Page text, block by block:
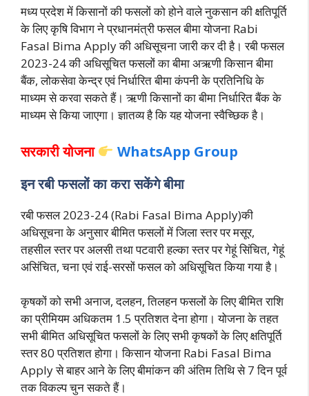
मध्य प्रदेश में किसानों की फसलों को होने वाले नुकसान की क्षतिपूर्ति
के लिए कृषि विभाग ने प्रधानमंत्री फसल बीमा योजना Rabi
Fasal Bima Apply की अधिसूचना जारी कर दी है। रबी फसल
2023-24 की अधिसूचित फसलों का बीमा अऋणी किसान बीमा
बैंक, लोकसेवा केन्द्र एवं निर्धारित बीमा कंपनी के प्रतिनिधि के
माध्यम से करवा सकते हैं। ऋणी किसानों का बीमा निर्धारित बैंक के
माध्यम से किया जाएगा। ज्ञातव्य है कि यह योजना स्वैच्छिक है।
सरकारी योजना
WhatsApp Group
इन रबी फसलों का करा सकेंगे बीमा
रबी फसल 2023-24 (Rabi Fasal Bima Apply)की
अधिसूचना के अनुसार बीमित फसलों में जिला स्तर पर मसूर,
तहसील स्तर पर अलसी तथा पटवारी हल्का स्तर पर गेहूं सिंचित, गेहूं
असिंचित, चना एवं राई-सरसों फसल को अधिसूचित किया गया है।
कृषकों को सभी अनाज, दलहन, तिलहन फसलों के लिए बीमित राशि
का प्रीमियम अधिकतम 1.5 प्रतिशत देना होगा। योजना के तहत
सभी बीमित अधिसूचित फसलों के लिए सभी कृषकों के लिए क्षतिपूर्ति
स्तर 80 प्रतिशत होगा। किसान योजना Rabi Fasal Bima
Apply से बाहर आने के लिए बीमांकन की अंतिम तिथि से 7 दिन पूर्व
तक विकल्प चुन सकते हैं।